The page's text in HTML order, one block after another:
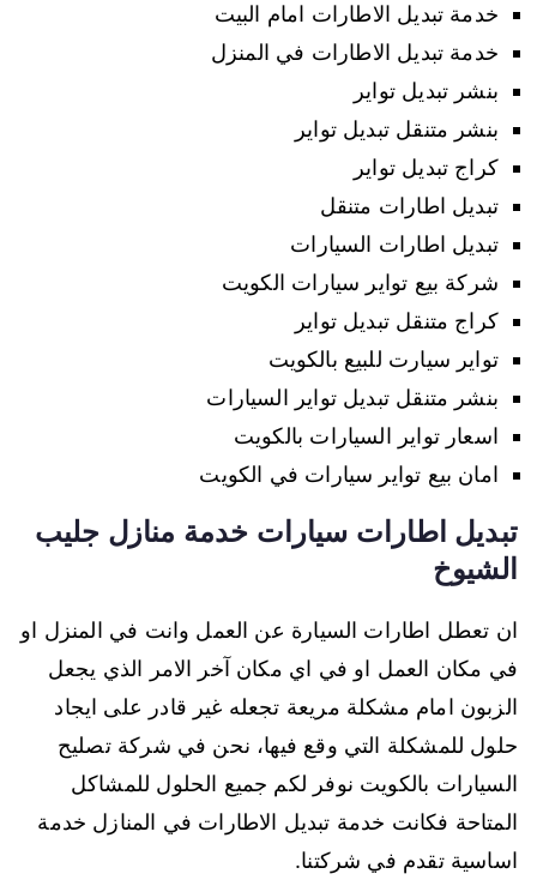
خدمة تبديل الاطارات امام البيت
خدمة تبديل الاطارات في المنزل
بنشر تبديل تواير
بنشر متنقل تبديل تواير
كراج تبديل تواير
تبديل اطارات متنقل
تبديل اطارات السيارات
شركة بيع تواير سيارات الكويت
كراج متنقل تبديل تواير
تواير سيارت للبيع بالكويت
بنشر متنقل تبديل تواير السيارات
اسعار تواير السيارات بالكويت
امان بيع تواير سيارات في الكويت
تبديل اطارات سيارات خدمة منازل جليب
الشيوخ
ان تعطل اطارات السيارة عن العمل وانت في المنزل او
في مكان العمل او في اي مكان آخر الامر الذي يجعل
الزبون امام مشكلة مريعة تجعله غير قادر على ايجاد
حلول للمشكلة التي وقع فيها، نحن في شركة تصليح
السيارات بالكويت نوفر لكم جميع الحلول للمشاكل
المتاحة فكانت خدمة تبديل الاطارات في المنازل خدمة
اساسية تقدم في شركتنا.